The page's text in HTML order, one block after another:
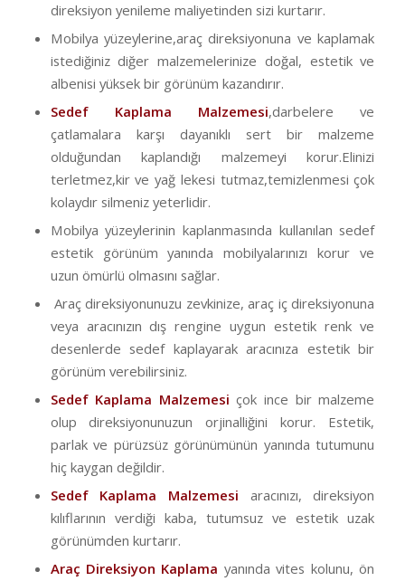
direksiyon yenileme maliyetinden sizi kurtarır.
Mobilya yüzeylerine,araç direksiyonuna ve kaplamak
istediğiniz diğer malzemelerinize doğal, estetik ve
albenisi yüksek bir görünüm kazandırır.
Sedef Kaplama Malzemesi,darbelere ve
çatlamalara karşı dayanıklı sert bir malzeme
olduğundan kaplandığı malzemeyi korur.Elinizi
terletmez,kir ve yağ lekesi tutmaz,temizlenmesi çok
kolaydır silmeniz yeterlidir.
Mobilya yüzeylerinin kaplanmasında kullanılan sedef
estetik görünüm yanında mobilyalarınızı korur ve
uzun ömürlü olmasını sağlar.
Araç direksiyonunuzu zevkinize, araç iç direksiyonuna
veya aracınızın dış rengine uygun estetik renk ve
desenlerde sedef kaplayarak aracınıza estetik bir
görünüm verebilirsiniz.
Sedef Kaplama Malzemesi çok ince bir malzeme
olup direksiyonunuzun orjinalliğini korur. Estetik,
parlak ve pürüzsüz görünümünün yanında tutumunu
hiç kaygan değildir.
Sedef Kaplama Malzemesi aracınızı, direksiyon
kılıflarının verdiği kaba, tutumsuz ve estetik uzak
görünümden kurtarır.
Araç Direksiyon Kaplama yanında vites kolunu, ön